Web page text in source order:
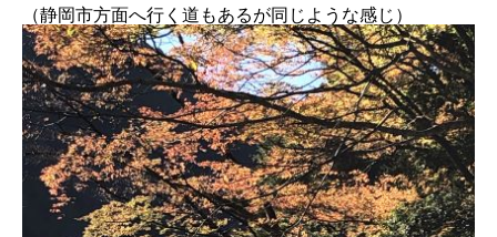
（静岡市方面へ行く道もあるが同じような感じ）